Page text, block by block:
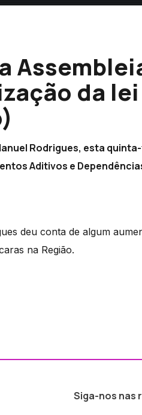
da
Rodrigues, esta
Aditivos e
deu conta de algum
na Região.
Siga-nos nas